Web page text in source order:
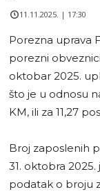
11.11.2025. | 17:30
Porezna uprava
porezni
oktobar 2025.
što je u odnosu
KM, ili za 11,27
Broj zaposlenih
31. oktobra
podatak o broju